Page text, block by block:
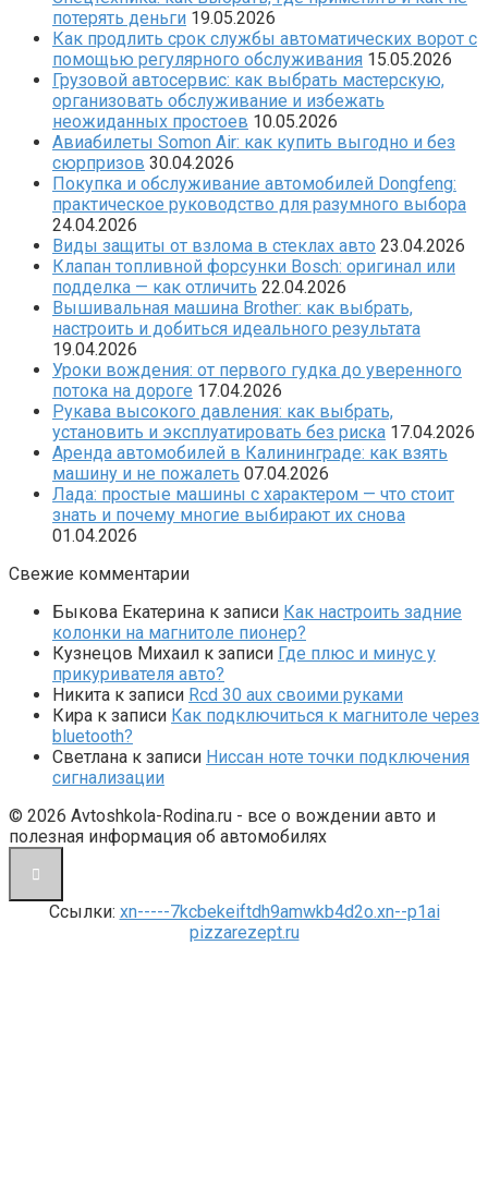
потерять деньги 19.05.2026
Как продлить срок службы автоматических ворот с
помощью регулярного обслуживания 15.05.2026
Грузовой автосервис: как выбрать мастерскую,
организовать обслуживание и избежать
неожиданных простоев 10.05.2026
Авиабилеты Somon Air: как купить выгодно и без
сюрпризов 30.04.2026
Покупка и обслуживание автомобилей Dongfeng:
практическое руководство для разумного выбора
24.04.2026
Виды защиты от взлома в стеклах авто 23.04.2026
Клапан топливной форсунки Bosch: оригинал или
подделка — как отличить 22.04.2026
Вышивальная машина Brother: как выбрать,
настроить и добиться идеального результата
19.04.2026
Уроки вождения: от первого гудка до уверенного
потока на дороге 17.04.2026
Рукава высокого давления: как выбрать,
установить и эксплуатировать без риска 17.04.2026
Аренда автомобилей в Калининграде: как взять
машину и не пожалеть 07.04.2026
Лада: простые машины с характером — что стоит
знать и почему многие выбирают их снова
01.04.2026
Свежие комментарии
Быкова Екатерина к записи Как настроить задние
колонки на магнитоле пионер?
Кузнецов Михаил к записи Где плюс и минус у
прикуривателя авто?
Никита к записи Rcd 30 aux своими руками
Кира к записи Как подключиться к магнитоле через
bluetooth?
Светлана к записи Ниссан ноте точки подключения
сигнализации
© 2026 Avtoshkola-Rodina.ru - все о вождении авто и
полезная информация об автомобилях
Ссылки: xn-----7kcbekeiftdh9amwkb4d2o.xn--p1ai
pizzarezept.ru